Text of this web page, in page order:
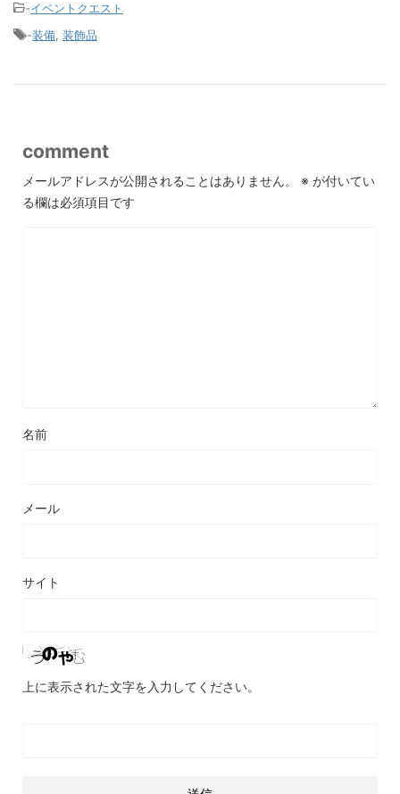
-イベントクエスト
-装備 装飾品
comment
メールアドレスが公開されることはありません。 ※ が付いてい
る欄は必須項目です
名前
メール
サイト
上に表示された文字を入力してください。